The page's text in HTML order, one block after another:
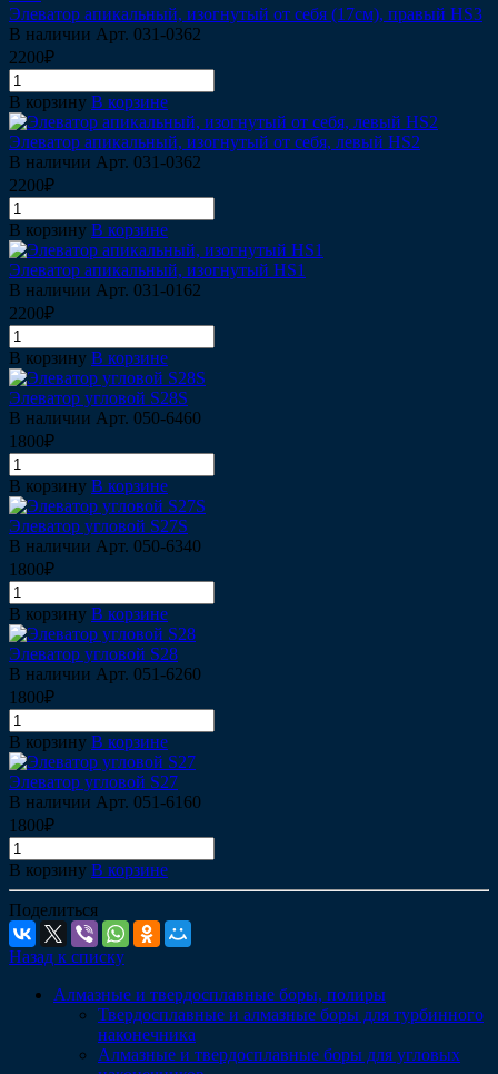
Элеватор апикальный, изогнутый от себя (17см), правый HS3
В наличии Арт. 031-0362
2200₽
В корзину В корзине
Элеватор апикальный, изогнутый от себя, левый HS2
В наличии Арт. 031-0362
2200₽
В корзину В корзине
Элеватор апикальный, изогнутый HS1
В наличии Арт. 031-0162
2200₽
В корзину В корзине
Элеватор угловой S28S
В наличии Арт. 050-6460
1800₽
В корзину В корзине
Элеватор угловой S27S
В наличии Арт. 050-6340
1800₽
В корзину В корзине
Элеватор угловой S28
В наличии Арт. 051-6260
1800₽
В корзину В корзине
Элеватор угловой S27
В наличии Арт. 051-6160
1800₽
В корзину В корзине
Поделиться
Назад к списку
Алмазные и твердосплавные боры, полиры
Твердосплавные и алмазные боры для турбинного
наконечника
Алмазные и твердосплавные боры для угловых